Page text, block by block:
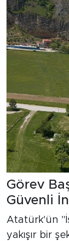
Görev
Güvenli
Atatürk'ün
yakışır bir